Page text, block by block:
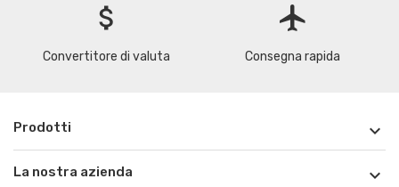
attach_money
Convertitore di valuta
flight
Consegna rapida
Prodotti 
La nostra azienda 